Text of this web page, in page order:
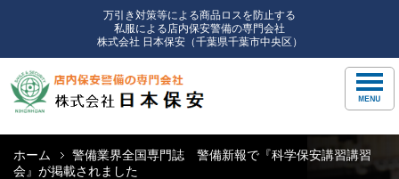
万引き対策等による商品ロスを防止する
私服による店内保安警備の専門会社
株式会社 日本保安（千葉県千葉市中央区）
ホーム
警備業界全国専門誌 警備新報で『科学保安講習講習
会』が掲載されました